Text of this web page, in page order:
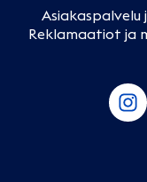
Reklamaatiot ja